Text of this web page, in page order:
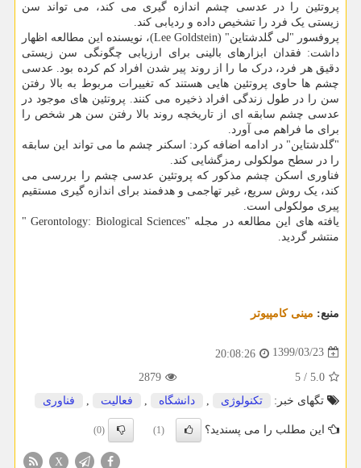
پروتئین را در عدسی چشم اندازه گیری می کند، می تواند سن
زیستی یک فرد را تشخیص داده و ردیابی کند.
پروفسور "لی گلدشتاین" (Lee Goldstein)، نویسنده این مطالعه اظهار
داشت: فقدان ابزارهای بالینی برای ارزیابی چگونگی سن زیستی
دقیق هر فرد، درک ما را از روند پیر شدن افراد کم کرده بود. عدسی
چشم ها حاوی پروتئین هایی هستند که تغییرات مربوط به بالا رفتن
سن را در طول زندگی افراد ذخیره می کنند. پروتئین های موجود در
عدسی چشم سابقه ای از تاریخچه روند بالا رفتن سن هر شخص را
برای ما فراهم می آورد.
"گلدشتاین" در ادامه اضافه کرد: اسکنر چشم ما می تواند این سابقه
را در سطح مولکولی رمزگشایی کند.
فناوری اسکن چشم مذکور که پروتئین عدسی چشم را بررسی می
کند، یک روش سریع، غیر تهاجمی و هدفمند برای اندازه گیری مستقیم
پیری مولکولی است.
یافته های این مطالعه در مجله "Gerontology: Biological Sciences "
منتشر گردید.
منبع: مینی كامپیوتر
1399/03/23
20:08:26
5.0
/
5
2879
تگهای خبر:
تكنولوژی دانشگاه فعالیت فناوری
این مطلب را می پسندید؟ (1)
(0)
X